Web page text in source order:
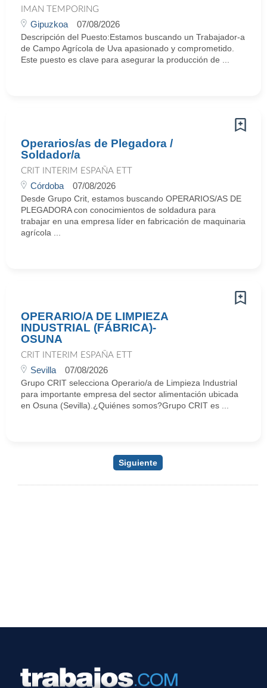
IMAN TEMPORING
Gipuzkoa 07/08/2026
Descripción del Puesto:Estamos buscando un Trabajador-a
de Campo Agrícola de Uva apasionado y comprometido.
Este puesto es clave para asegurar la producción de ...
Operarios/as de Plegadora /
Soldador/a
CRIT INTERIM ESPAÑA ETT
Córdoba 07/08/2026
Desde Grupo Crit, estamos buscando OPERARIOS/AS DE
PLEGADORA con conocimientos de soldadura para
trabajar en una empresa líder en fabricación de maquinaria
agrícola ...
OPERARIO/A DE LIMPIEZA
INDUSTRIAL (FÁBRICA)-
OSUNA
CRIT INTERIM ESPAÑA ETT
Sevilla 07/08/2026
Grupo CRIT selecciona Operario/a de Limpieza Industrial
para importante empresa del sector alimentación ubicada
en Osuna (Sevilla).¿Quiénes somos?Grupo CRIT es ...
Siguiente